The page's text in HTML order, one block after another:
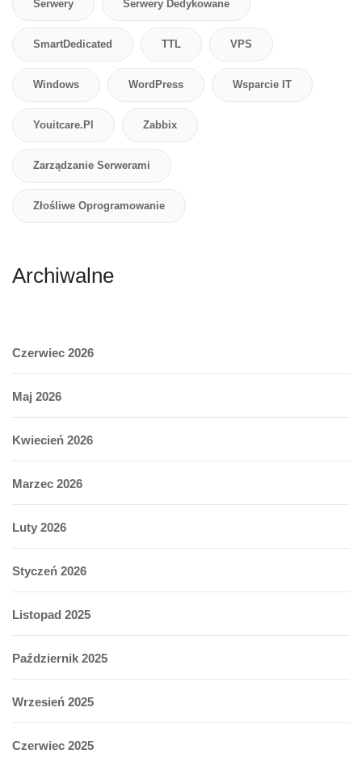
Serwery Serwery Dedykowane
SmartDedicated TTL VPS
Windows WordPress Wsparcie IT
Youitcare.pl Zabbix
Zarządzanie Serwerami
Złośliwe Oprogramowanie
Archiwalne
Czerwiec 2026
Maj 2026
Kwiecień 2026
Marzec 2026
Luty 2026
Styczeń 2026
Listopad 2025
Październik 2025
Wrzesień 2025
Czerwiec 2025